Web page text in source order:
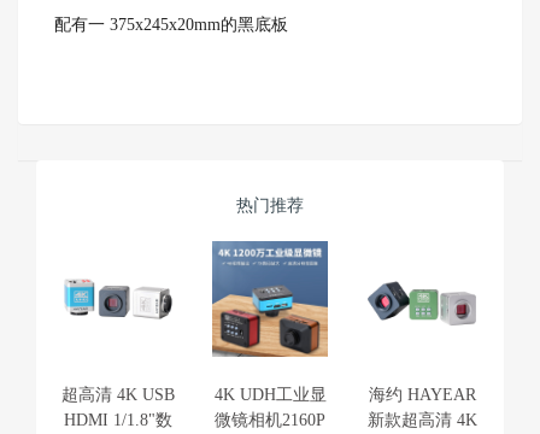
配有一 375x245x20mm的黑底板
热门推荐
超高清 4K USB
HDMI 1/1.8"数
4K UDH工业显
微镜相机2160P
海约 HAYEAR
新款超高清 4K